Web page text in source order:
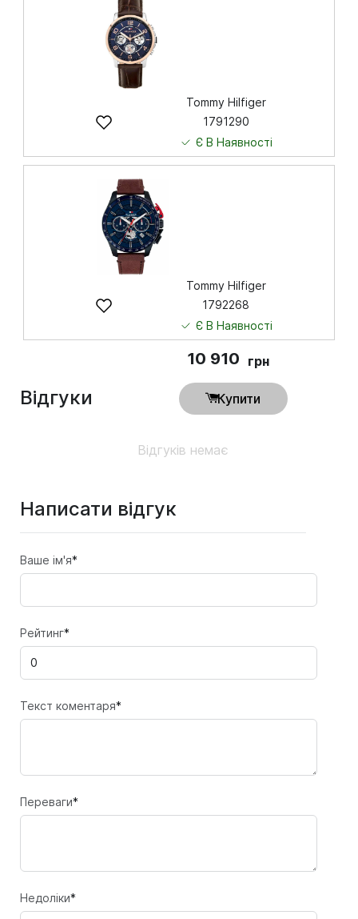
Tommy Hilfiger
1791290
Є В Наявності
Tommy Hilfiger
1792268
Є В Наявності
10 910 грн
Купити
Відгуки
Відгуків немає
Написати відгук
Ваше ім'я*
Рейтинг*
Текст коментаря*
Переваги*
Недоліки*